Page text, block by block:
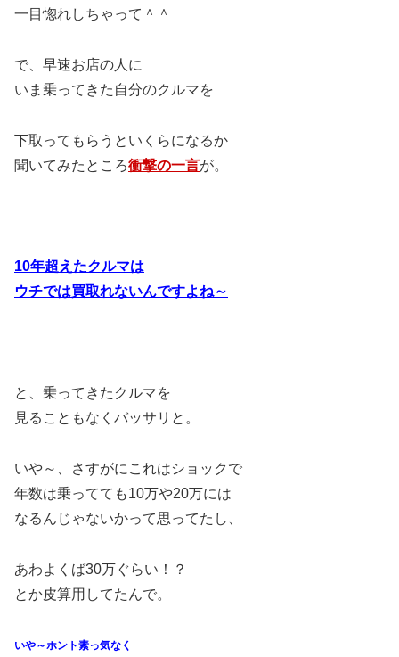
一目惚れしちゃって＾＾
で、早速お店の人に
いま乗ってきた自分のクルマを
下取ってもらうといくらになるか
聞いてみたところ衝撃の一言が。
10年超えたクルマは
ウチでは買取れないんですよね～
と、乗ってきたクルマを
見ることもなくバッサリと。
いや～、さすがにこれはショックで
年数は乗ってても10万や20万には
なるんじゃないかって思ってたし、
あわよくば30万ぐらい！？
とか皮算用してたんで。
いや～ホント素っ気なく